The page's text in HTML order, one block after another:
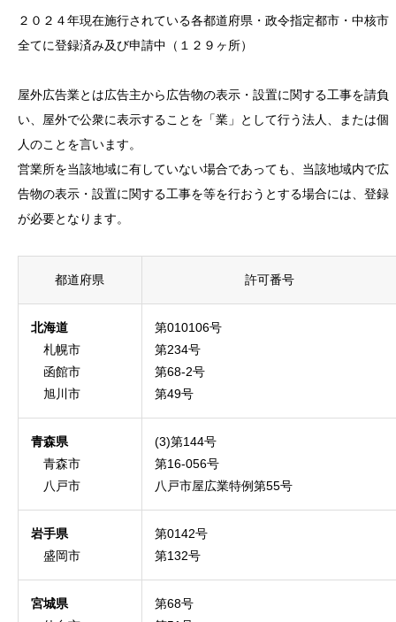
２０２４年現在施行されている各都道府県・政令指定都市・中核市
全てに登録済み及び申請中（１２９ヶ所）
屋外広告業とは広告主から広告物の表示・設置に関する工事を請負
い、屋外で公衆に表示することを「業」として行う法人、または個
人のことを言います。
営業所を当該地域に有していない場合であっても、当該地域内で広
告物の表示・設置に関する工事を等を行おうとする場合には、登録
が必要となります。
都道府県 許可番号
北海道
札幌市
函館市
旭川市
第010106号
第234号
第68-2号
第49号
青森県
青森市
八戸市
(3)第144号
第16-056号
八戸市屋広業特例第55号
岩手県
盛岡市
第0142号
第132号
宮城県
第68号